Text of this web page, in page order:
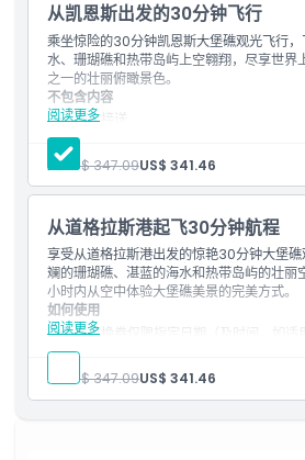
儿童成人政策
排除项
营业时间
需要了解的事项
位置
如何到达那里
从凯恩斯出发的30分钟飞行
乘坐惊险的30分钟凯恩斯大堡礁观光飞行
水、珊瑚礁和热带岛屿上空翱翔，尽享世界
之一的壮丽俯瞰景色。
阅读更多
不包含内容
酒店接送
其他个人开支
小费及酬金
壮观的空中景观–从空中尽享大堡礁、
艳全景。
保证旁窗座位–每位乘客均保证拥有旁
拍照机会。
标志性珊瑚礁地标–飞越著名的珊瑚礁
乌泊卢礁。
野生动物观察–留心观察海龟、魔鬼鱼
洋生物。
专家讲解–由经验丰富的飞行员进行现
史、生态系统和重要意义。
人:US$ 347.09US$ 341.46
从道格拉斯港起飞30分钟航程
享受从道格拉斯港出发的惊艳30分钟大堡
斓的珊瑚礁、湛蓝的海水和热带岛屿的壮丽
小时内从空中体验大堡礁美景的完美方式。
阅读更多
如何使用
凭兑换券仅限指定日期（及时间，如适
在选择的日期使用兑换券
不包含项目
酒店接送服务
人: US$ 347.09US$ 341.46